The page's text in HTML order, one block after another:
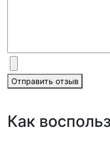
Отправить отзыв
Как